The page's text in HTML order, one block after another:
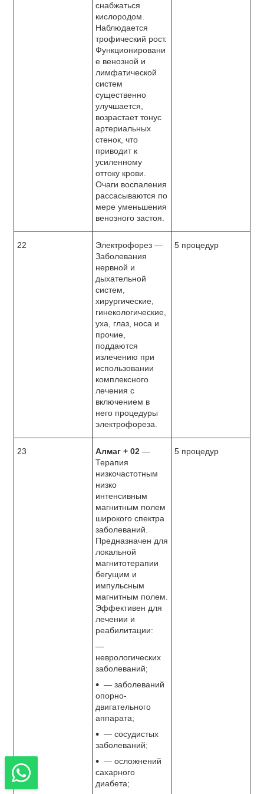
снабжаться
кислородом.
Наблюдается
трофический рост.
Функционировани
е венозной и
лимфатической
систем
существенно
улучшается,
возрастает тонус
артериальных
стенок, что
приводит к
усиленному
оттоку крови.
Очаги воспаления
рассасываются по
мере уменьшения
венозного застоя.
22
Электрофорез —
Заболевания
нервной и
дыхательной
систем,
хирургические,
гинекологические,
уха, глаз, носа и
прочие,
поддаются
излечению при
использовании
комплексного
лечения с
включением в
него процедуры
электрофореза.
5 процедур
23 Алмаг + 02 —
Терапия
низкочастотным
низко
интенсивным
магнитным полем
широкого спектра
заболеваний.
Предназначен для
локальной
магнитотерапии
бегущим и
импульсным
магнитным полем.
Эффективен для
лечении и
реабилитации:
—
неврологических
заболеваний;
— заболеваний
опорно-
двигательного
аппарата;
— сосудистых
заболеваний;
— осложнений
сахарного
диабета;
5 процедур